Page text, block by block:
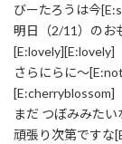
びーたろうは今
明日（2/11）のお
[E:lovely][E:lovely]
さらにらに～
[E:cherryblossom]
まだ つぼみみた
頑張り次第ですな